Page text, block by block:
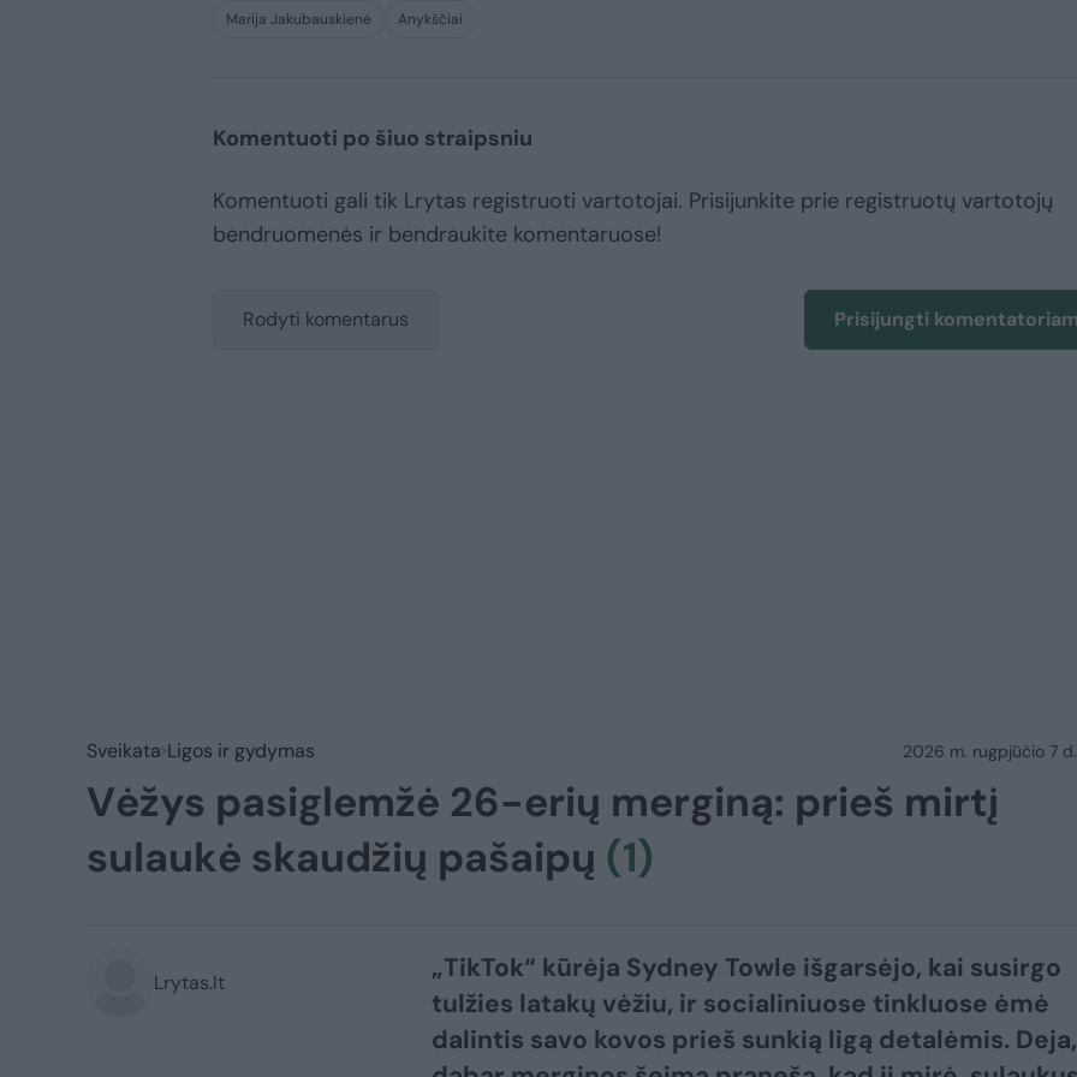
Marija Jakubauskienė Anykščiai
Komentuoti po šiuo straipsniu
Komentuoti gali tik Lrytas registruoti vartotojai. Prisijunkite prie registruotų vartotojų
bendruomenės ir bendraukite komentaruose!
Rodyti komentarus Prisijungti
Sveikata Ligos ir gydymas 2026 m. rugpjūčio 7
Vėžys pasiglemžė 26-erių merginą: prieš mirtį
sulaukė skaudžių pašaipų (1)
Lrytas.lt
„TikTok“ kūrėja Sydney Towle išgarsėjo, kai susirgo
tulžies latakų vėžiu, ir socialiniuose tinkluose ėmė
dalintis savo kovos prieš sunkią ligą detalėmis. Deja,